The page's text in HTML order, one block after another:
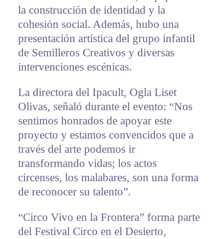
la construcción de identidad y la
cohesión social. Además, hubo una
presentación artística del grupo infantil
de Semilleros Creativos y diversas
intervenciones escénicas.
La directora del Ipacult, Ogla Liset
Olivas, señaló durante el evento: “Nos
sentimos honrados de apoyar este
proyecto y estamos convencidos que a
través del arte podemos ir
transformando vidas; los actos
circenses, los malabares, son una forma
de reconocer su talento”.
“Circo Vivo en la Frontera” forma parte
del Festival Circo en el Desierto,